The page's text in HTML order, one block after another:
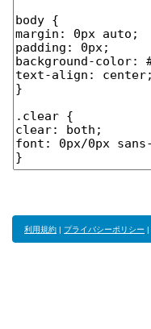
利用規約 | プライバシーポリシー |